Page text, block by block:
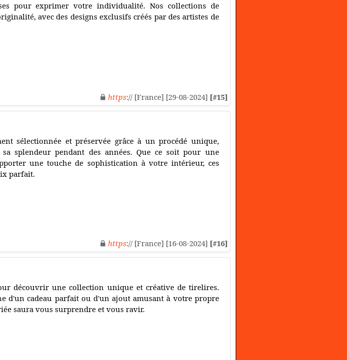
pour exprimer votre individualité. Nos collections de
avec des designs exclusifs créés par des artistes de
https:// [France] [29-08-2024] [#15]
sélectionnée et préservée grâce à un procédé unique,
splendeur pendant des années. Que ce soit pour une
une touche de sophistication à votre intérieur, ces
parfait.
https:// [France] [16-08-2024] [#16]
découvrir une collection unique et créative de tirelires.
d'un cadeau parfait ou d'un ajout amusant à votre propre
saura vous surprendre et vous ravir.